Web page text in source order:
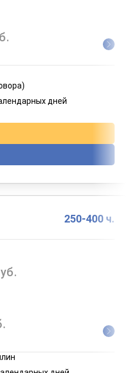
дней
250-400 ч.